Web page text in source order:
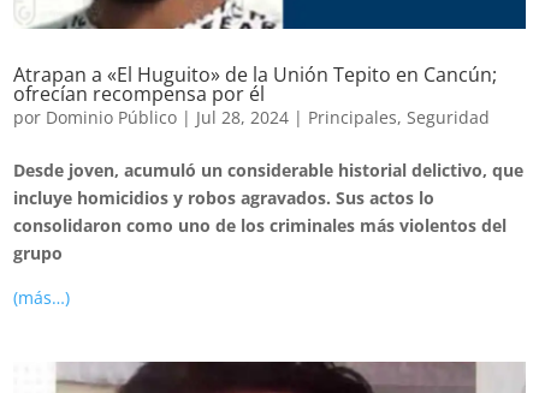
Atrapan a «El Huguito» de la Unión Tepito en Cancún;
ofrecían recompensa por él
por Dominio Público | Jul 28, 2024 | Principales, Seguridad
Desde joven, acumuló un considerable historial delictivo, que
incluye homicidios y robos agravados. Sus actos lo
consolidaron como uno de los criminales más violentos del
grupo
(más…)